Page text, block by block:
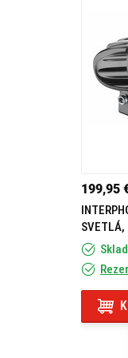
199,95
SVETLÁ,
ČIERNE